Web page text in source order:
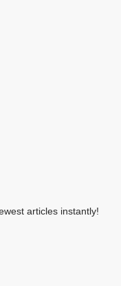
articles instantly!